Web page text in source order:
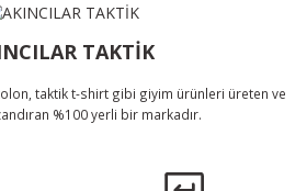
TAKTİK
taktik t-shirt gibi giyim ürünleri üreten ve
%100 yerli bir markadır.